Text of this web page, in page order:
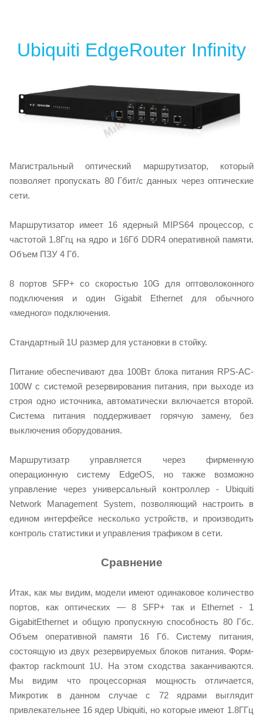
Ubiquiti EdgeRouter Infinity
Магистральный оптический маршрутизатор, который
позволяет пропускать 80 Гбит/с данных через оптические
сети.
Маршрутизатор имеет 16 ядерный MIPS64 процессор, с
частотой 1.8Ггц на ядро и 16Гб DDR4 оперативной памяти.
Объем ПЗУ 4 Гб.
8 портов SFP+ со скоростью 10G для оптоволоконного
подключения и один Gigabit Ethernet для обычного
«медного» подключения.
Стандартный 1U размер для установки в стойку.
Питание обеспечивают два 100Вт блока питания RPS-AC-
100W с системой резервирования питания, при выходе из
строя одно источника, автоматически включается второй.
Система питания поддерживает горячую замену, без
выключения оборудования.
Маршрутизатр управляется через фирменную
операционную систему EdgeOS, но также возможно
управление через универсальный контроллер - Ubiquiti
Network Management System, позволяющий настроить в
едином интерфейсе несколько устройств, и производить
контроль статистики и управления трафиком в сети.
Сравнение
Итак, как мы видим, модели имеют одинаковое количество
портов, как оптических — 8 SFP+ так и Ethernet - 1
GigabitEthernet и общую пропускную способность 80 Гбс.
Объем оперативной памяти 16 Гб. Систему питания,
состоящую из двух резервируемых блоков питания. Форм-
фактор rackmount 1U. На этом сходства заканчиваются.
Мы видим что процессорная мощность отличается,
Микротик в данном случае с 72 ядрами выглядит
привлекательнее 16 ядер Ubiquiti, но которые имеют 1.8ГГц